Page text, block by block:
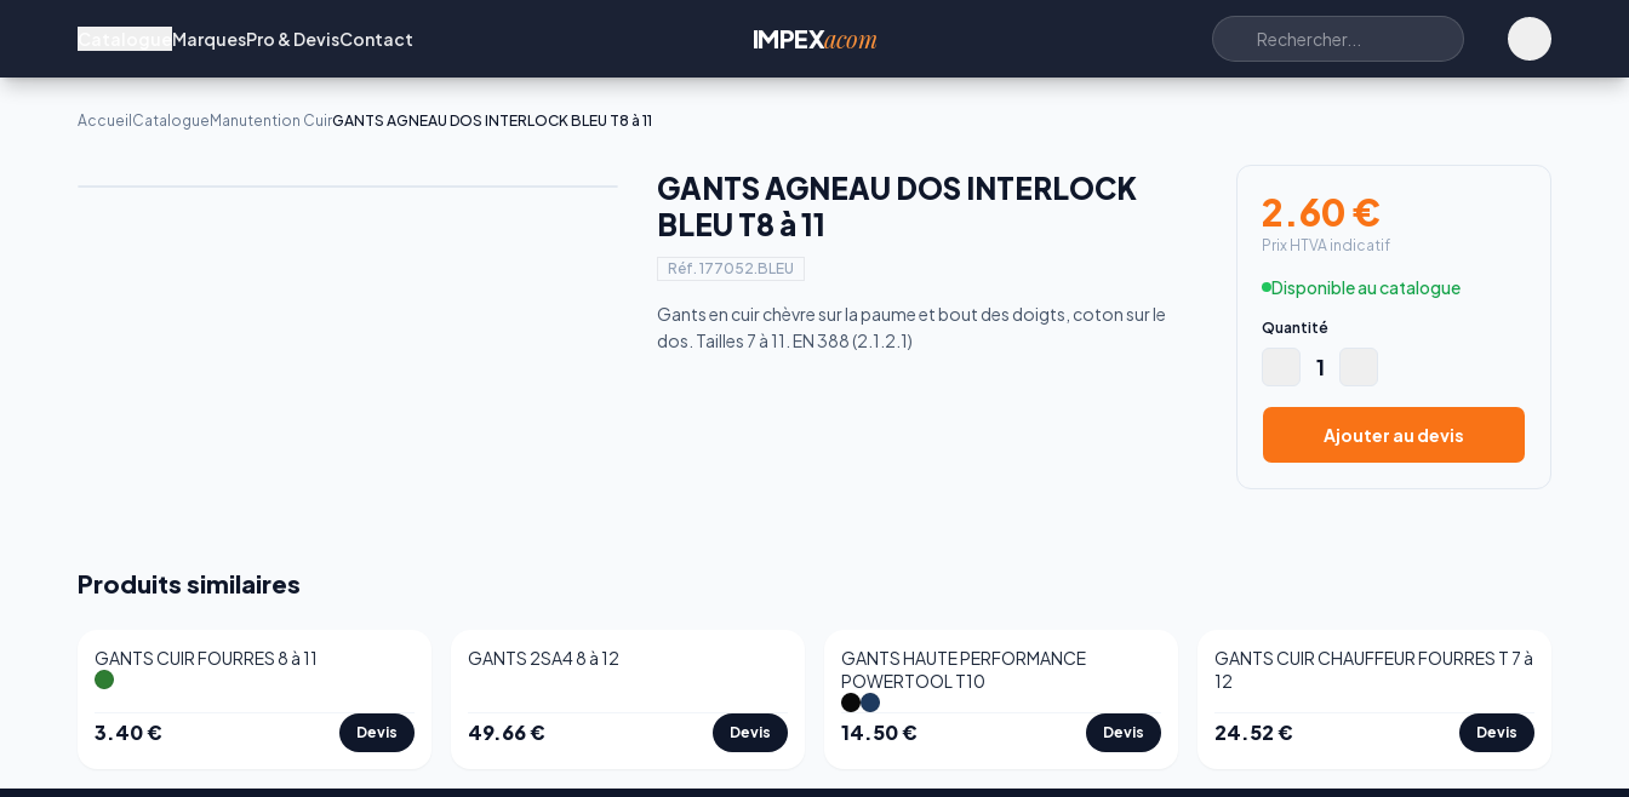
MarquesPro & DevisContact IMPEXacom
Accueil Catalogue Manutention CuirGANTS AGNEAU DOS INTERLOCK BLEU T8 à 11
GANTS AGNEAU DOS INTERLOCK
BLEU T8 à 11
Réf. 177052.BLEU
Gants en cuir chèvre sur la paume et bout des doigts, coton sur le
dos. Tailles 7 à 11. EN 388 (2.1.2.1)
2.60€
Prix HTVA indicatif
Disponible au catalogue
Quantité
1
Ajouter au devis
Produits similaires
GANTS CUIR FOURRES 8 à 11
3.40€ Devis
GANTS 2SA4 8 à 12
49.66€ Devis
GANTS HAUTE PERFORMANCE
POWERTOOL T10
14.50€ Devis
GANTS CUIR CHAUFFEUR FOURRES T 7 à
12
24.52€ Devis